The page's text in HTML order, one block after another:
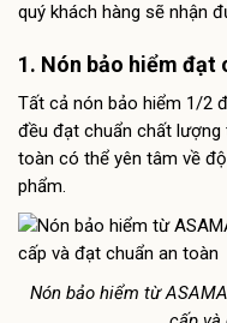
quý khách hàng sẽ nhận
1. Nón bảo hiểm đạt
Tất cả nón bảo hiểm 1/2
đều đạt chuẩn chất lượng
toàn có thể yên tâm về
phẩm.
Nón bảo hiểm từ